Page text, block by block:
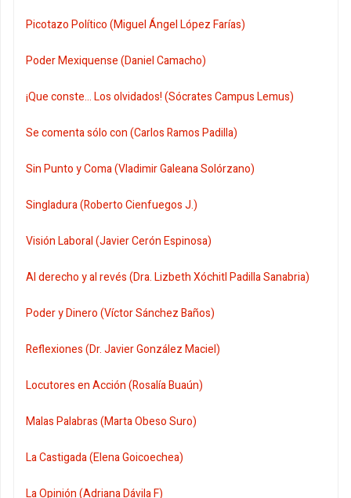
Picotazo Político (Miguel Ángel López Farías)
Poder Mexiquense (Daniel Camacho)
¡Que conste... Los olvidados! (Sócrates Campus Lemus)
Se comenta sólo con (Carlos Ramos Padilla)
Sin Punto y Coma (Vladimir Galeana Solórzano)
Singladura (Roberto Cienfuegos J.)
Visión Laboral (Javier Cerón Espinosa)
Al derecho y al revés (Dra. Lizbeth Xóchitl Padilla Sanabria)
Poder y Dinero (Víctor Sánchez Baños)
Reflexiones (Dr. Javier González Maciel)
Locutores en Acción (Rosalía Buaún)
Malas Palabras (Marta Obeso Suro)
La Castigada (Elena Goicoechea)
La Opinión (Adriana Dávila F)